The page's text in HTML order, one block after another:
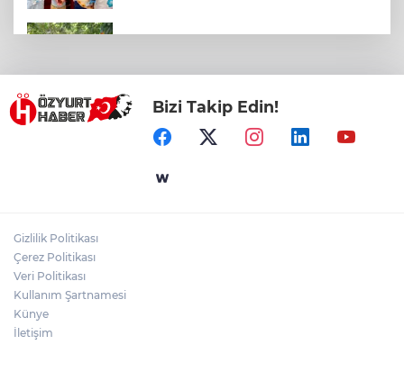
EDREMİT'TE YAZ KUR'AN KURSU
ÖĞRENCİLERİ KAHVALTIDA BULUŞTU
AVLU GİRİŞİNDE ASFALT ÇALIŞMALARI
Bizi Takip Edin!
Gizlilik Politikası
Çerez Politikası
Veri Politikası
Kullanım Şartnamesi
Künye
İletişim